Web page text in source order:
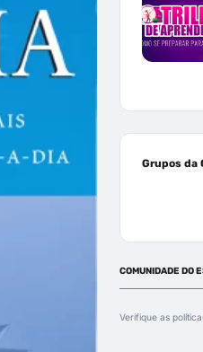
Grupos da
COMUNIDADE DO
Verifique as